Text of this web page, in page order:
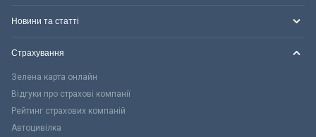
Новини та статті
Страхування
Зелена карта онлайн
Відгуки про страхові компанії
Рейтинг страхових компаній
Автоцивілка